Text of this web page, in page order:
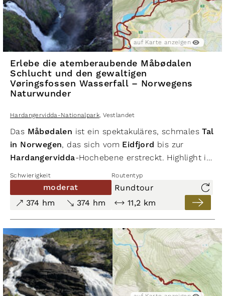
auf Karte anzeigen
Erlebe die atemberaubende Måbødalen
Schlucht und den gewaltigen
Vøringsfossen Wasserfall – Norwegens
Naturwunder
Hardangervidda-Nationalpark, Vestlandet
Das Måbødalen ist ein spektakuläres, schmalesTal
in Norwegen, das sich vom Eidfjord bis zur
Hardangervidda-Hochebene erstreckt. Highlight ist
der beeindruckende
Vøringsfossen
höchsten und bekanntesten Wasserfälle
Norwegens, der 182 Meter in die Tiefe stürzt.
Früher führten abenteuerliche Straßen durch das
Tal, heute verlaufen moderne Tunnel, während an
Rastplätzen grandiose Ausblicke locken. Wanderer
starten idealerweise am Kulturlandschaftsmuseum
und erkunden den historischen Pfad entlang des
Bjoreio-Flusses. Der Weg führt durch
urwaldähnliche Natur, vorbei an moosbedeckten
Schwierigkeit Routentyp
moderat
Rundtour
374 hm
374 hm 11,2 km